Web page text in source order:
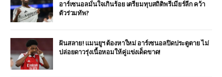
อาร์เซนอลมั่นใจเกินร้อย เตรียมทุบสถิติพรีเมียร์ลีก คว้า
ตัวร่วมทัพ?
ฝันสลาย! แมนยูฯ ต้องหาใหม่ อาร์เซนอลปิดประตูตาย ไม่
ปล่อยดาวรุ่งเนื้อหอมให้คู่แข่งเด็ดขาด!